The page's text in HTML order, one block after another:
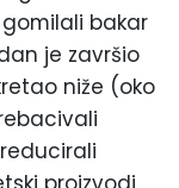
bakar
je završio
niže (oko